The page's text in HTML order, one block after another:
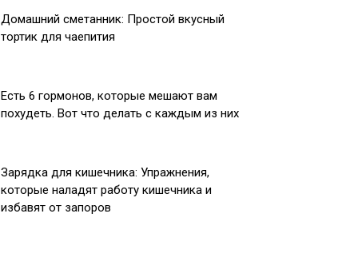
Домашний сметанник: Простой вкусный
тортик для чаепития
Есть 6 гормонов, которые мешают вам
похудеть. Вот что делать с каждым из них
Зарядка для кишечника: Упражнения,
которые наладят работу кишечника и
избавят от запоров